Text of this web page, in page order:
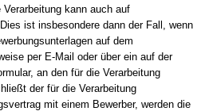
kann auch auf
ist insbesondere dann der Fall, wenn
auf dem
per E-Mail oder über ein auf der
an den für die Verarbeitung
der für die Verarbeitung
mit einem Bewerber, werden die